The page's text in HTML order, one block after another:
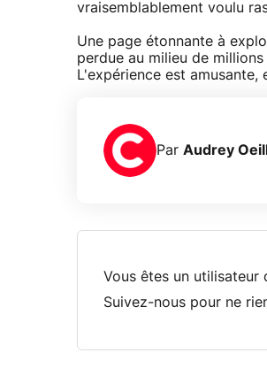
vraisemblablement voulu
Une page étonnante à
perdue au milieu de
L'expérience est
Par Audrey
Vous êtes un utilisateur
Suivez-nous pour ne